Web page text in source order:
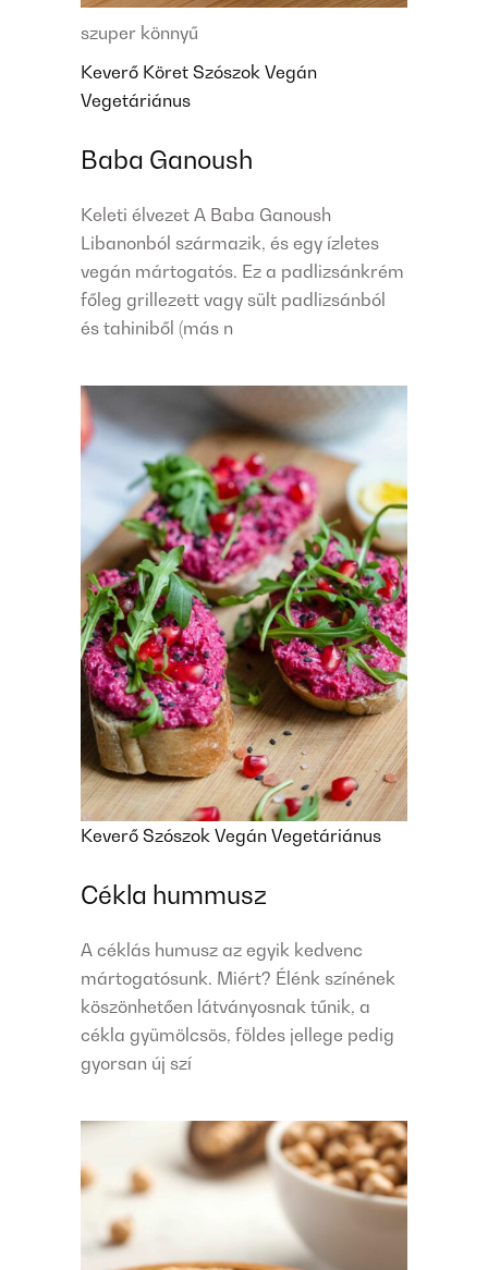
szuper könnyű
Keverő Köret Szószok Vegán
Vegetáriánus
Baba Ganoush
Keleti élvezet A Baba Ganoush
Libanonból származik, és egy ízletes
vegán mártogatós. Ez a padlizsánkrém
főleg grillezett vagy sült padlizsánból
és tahiniből (más n
Keverő Szószok Vegán Vegetáriánus
Cékla hummusz
A céklás humusz az egyik kedvenc
mártogatósunk. Miért? Élénk színének
köszönhetően látványosnak tűnik, a
cékla gyümölcsös, földes jellege pedig
gyorsan új szí